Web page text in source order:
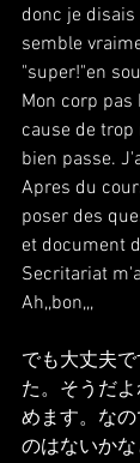
donc je
semble
"super!"en
Mon corp
cause de
bien passe.
Apres du
poser des
et document
Secritariat
Ah,,bon,,,
でも大丈夫
た。そうだ
めます。な
のはないか